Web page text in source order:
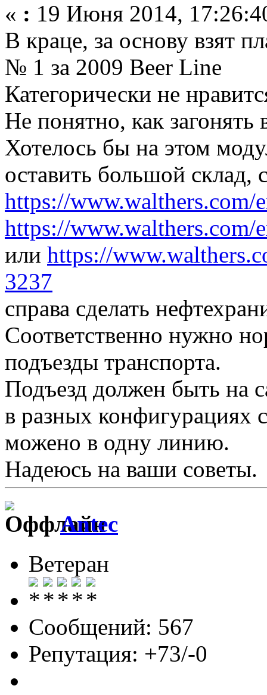
« : 19 Июня 2014,
В краце, за основу взят
№ 1 за 2009 Beer Line
Категорически не
Не понятно, как загонять
Хотелось бы на этом
оставить большой склад,
https://
https://
или https://
3237
справа сделать
Соответственно нужно
подъезды транспорта.
Подъезд должен быть на
в разных конфигурациях
можено в одну линию.
Надеюсь на ваши советы.
Antec
Ветеран
Сообщений: 567
Репутация: +73/-0